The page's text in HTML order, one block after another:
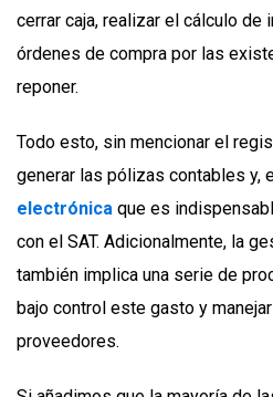
cerrar caja, realizar el cálculo de
órdenes de compra por las
reponer.
Todo esto, sin mencionar el
generar las pólizas contables y,
electrónica que es
con el SAT. Adicionalmente, la
también implica una serie de
bajo control este gasto y
proveedores.